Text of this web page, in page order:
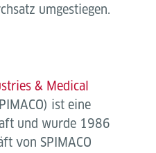
umgestiegen.
& Medical
ist eine
und wurde 1986
von SPIMACO